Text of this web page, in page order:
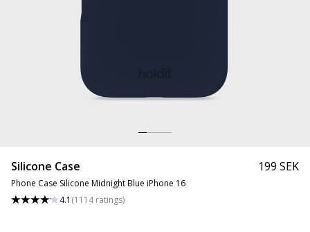
Silicone Case
Phone Case Silicone Midnight Blue iPhone 16
4.1 (1114 ratings)
199 SEK